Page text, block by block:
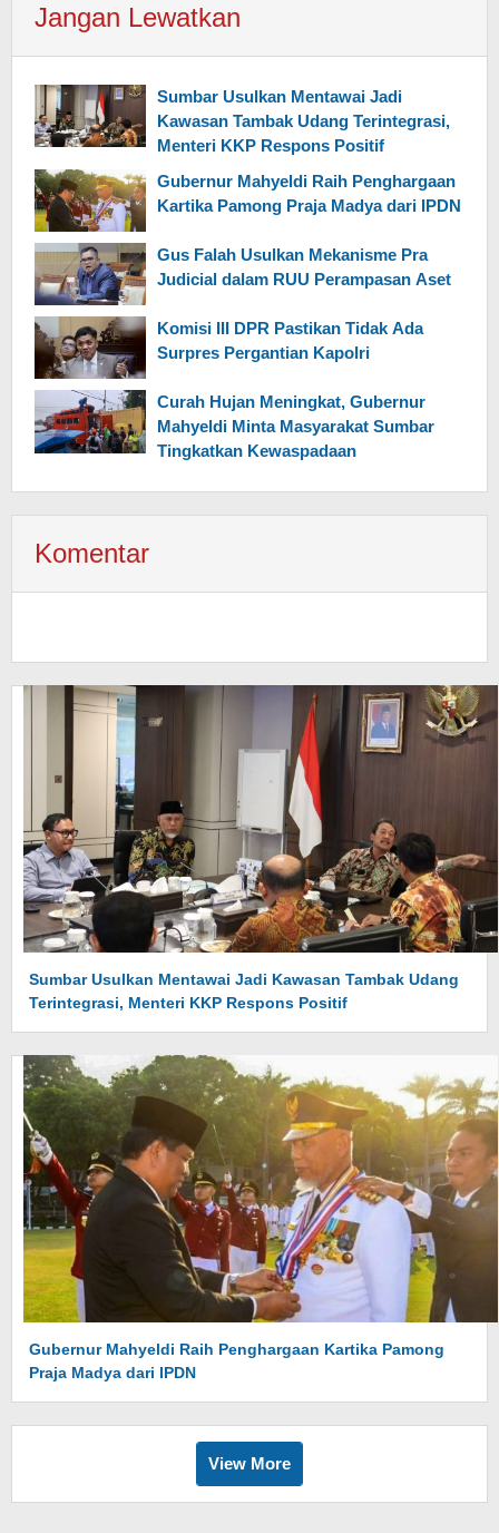
Jangan Lewatkan
Sumbar Usulkan Mentawai Jadi
Kawasan Tambak Udang Terintegrasi,
Menteri KKP Respons Positif
Gubernur Mahyeldi Raih Penghargaan
Kartika Pamong Praja Madya dari IPDN
Gus Falah Usulkan Mekanisme Pra
Judicial dalam RUU Perampasan Aset
Komisi III DPR Pastikan Tidak Ada
Surpres Pergantian Kapolri
Curah Hujan Meningkat, Gubernur
Mahyeldi Minta Masyarakat Sumbar
Tingkatkan Kewaspadaan
Komentar
Sumbar Usulkan Mentawai Jadi Kawasan Tambak Udang
Terintegrasi, Menteri KKP Respons Positif
Gubernur Mahyeldi Raih Penghargaan Kartika Pamong
Praja Madya dari IPDN
View More